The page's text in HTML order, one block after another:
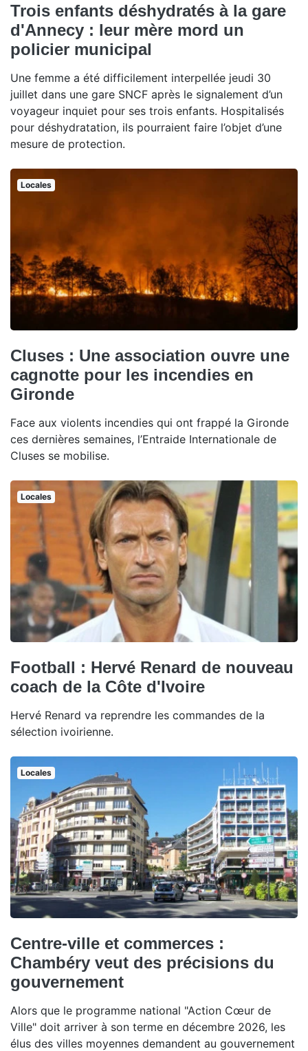
Trois enfants déshydratés à la gare
d'Annecy : leur mère mord un
policier municipal
Une femme a été difficilement interpellée jeudi 30
juillet dans une gare SNCF après le signalement d’un
voyageur inquiet pour ses trois enfants. Hospitalisés
pour déshydratation, ils pourraient faire l’objet d’une
mesure de protection.
Locales
Cluses : Une association ouvre une
cagnotte pour les incendies en
Gironde
Face aux violents incendies qui ont frappé la Gironde
ces dernières semaines, l’Entraide Internationale de
Cluses se mobilise.
Locales
Football : Hervé Renard de nouveau
coach de la Côte d'Ivoire
Hervé Renard va reprendre les commandes de la
sélection ivoirienne.
Locales
Centre-ville et commerces :
Chambéry veut des précisions du
gouvernement
Alors que le programme national "Action Cœur de
Ville" doit arriver à son terme en décembre 2026, les
élus des villes moyennes demandent au gouvernement